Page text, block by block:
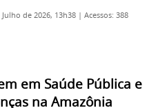
de 2026, 13h38 | Acessos: 388
em Saúde Pública e
na Amazônia